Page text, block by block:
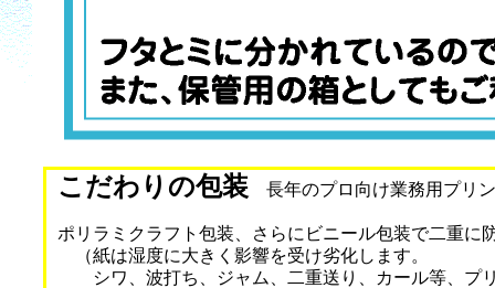
こだわりの包装 長年のプロ向け業務用プリ
ポリラミクラフト包装、さらにビニール包装で二重に
（紙は湿度に大きく影響を受け劣化します。
シワ、波打ち、ジャム、二重送り、カール等、プ